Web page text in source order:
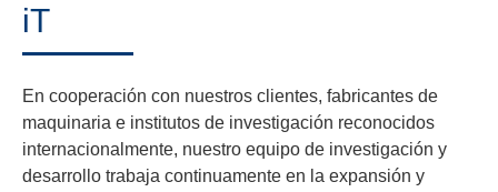
iT
En cooperación con nuestros clientes, fabricantes de
maquinaria e institutos de investigación reconocidos
internacionalmente, nuestro equipo de investigación y
desarrollo trabaja continuamente en la expansión y